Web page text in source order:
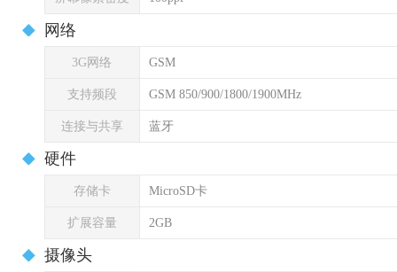
网络
3G网络 GSM
支持频段 GSM 850/900/1800/1900MHz
连接与共享 蓝牙
硬件
存储卡 MicroSD卡
扩展容量 2GB
摄像头